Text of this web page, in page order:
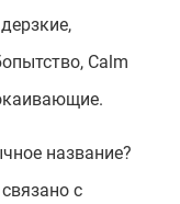
Calm
название?
с